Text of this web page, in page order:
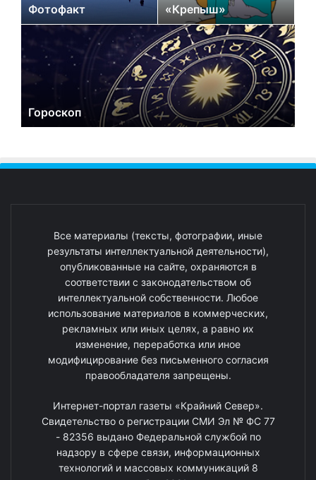
Фотофакт «Крепыш»
Гороскоп
Все материалы (тексты, фотографии, иные
результаты интеллектуальной деятельности),
опубликованные на сайте, охраняются в
соответствии с законодательством об
интеллектуальной собственности. Любое
использование материалов в коммерческих,
рекламных или иных целях, а равно их
изменение, переработка или иное
модифицирование без письменного согласия
правообладателя запрещены.
Интернет-портал газеты «Крайний Север».
Свидетельство о регистрации СМИ Эл № ФС 77
- 82356 выдано Федеральной службой по
надзору в сфере связи, информационных
технологий и массовых коммуникаций 8